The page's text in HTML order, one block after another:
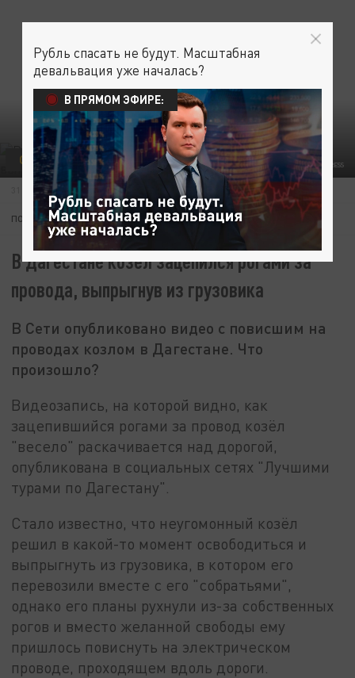
ELENA MAYOROVA/GLOBALLOOKPRESS
ОБЩЕСТВО
31 ИЮЛЯ 15:10
ПОДПИШИТЕСЬ:
В Дагестане козел зацепился рогами за
провода, выпрыгнув из грузовика
В Сети опубликовано видео с повисшим на
проводах козлом в Дагестане. Что
произошло?
Видеозапись, на которой видно, как
зацепившийся рогами за провод козёл
"весело" раскачивается над дорогой,
опубликована в социальных сетях "Лучшими
турами по Дагестану".
Стало известно, что неугомонный козёл
решил в какой-то момент освободиться и
выпрыгнуть из грузовика, в котором его
перевозили вместе с его "собратьями",
однако его планы рухнули из-за собственных
рогов и вместо желанной свободы ему
пришлось повиснуть на электрическом
проводе, проходящем вдоль дороги.
Рубль спасать не будут. Масштабная
девальвация уже началась?
В ПРЯМОМ ЭФИРЕ: